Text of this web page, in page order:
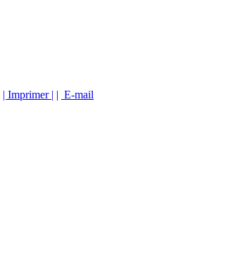
| Imprimer | | E-mail